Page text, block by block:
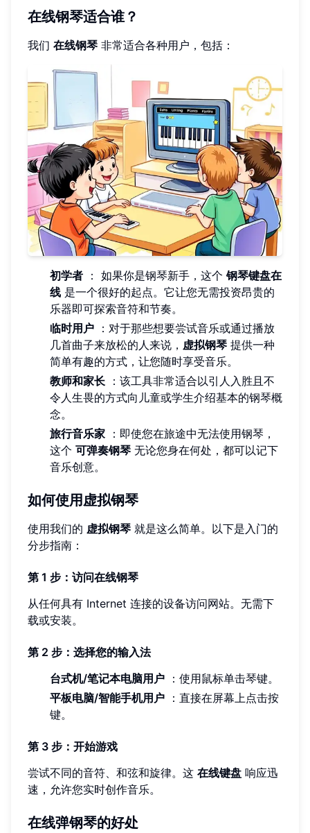
在线钢琴适合谁？
我们 在线钢琴 非常适合各种用户，包括：
初学者 ： 如果你是钢琴新手，这个钢琴键盘在
线 是一个很好的起点。它让您无需投资昂贵的
乐器即可探索音符和节奏。
临时用户 ：对于那些想要尝试音乐或通过播放
几首曲子来放松的人来说， 虚拟钢琴 提供一种
简单有趣的方式，让您随时享受音乐。
教师和家长 ：该工具非常适合以引人入胜且不
令人生畏的方式向儿童或学生介绍基本的钢琴概
念。
旅行音乐家 ：即使您在旅途中无法使用钢琴，
这个 可弹奏钢琴 无论您身在何处，都可以记下
音乐创意。
如何使用虚拟钢琴
使用我们的 虚拟钢琴 就是这么简单。以下是入门的
分步指南：
第 1 步：访问在线钢琴
从任何具有 Internet 连接的设备访问网站。无需下
载或安装。
第 2 步：选择您的输入法
台式机/笔记本电脑用户 ：使用鼠标单击琴键。
平板电脑/智能手机用户 ：直接在屏幕上点击按
键。
第 3 步：开始游戏
尝试不同的音符、和弦和旋律。这 在线键盘 响应迅
速，允许您实时创作音乐。
在线弹钢琴的好处